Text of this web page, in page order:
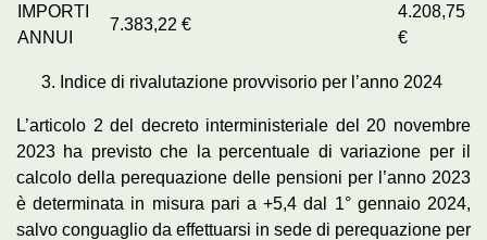
IMPORTI
ANNUI
7.383,22 €
4.208,75
€
Indice di rivalutazione provvisorio per l’anno 2024
L’articolo 2 del decreto interministeriale del 20 novembre
2023 ha previsto che la percentuale di variazione per il
calcolo della perequazione delle pensioni per l’anno 2023
è determinata in misura pari a +5,4 dal 1° gennaio 2024,
salvo conguaglio da effettuarsi in sede di perequazione per